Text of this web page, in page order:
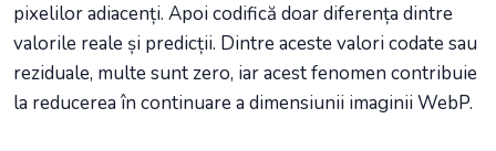
pixelilor adiacenți. Apoi codifică doar diferența dintre
valorile reale și predicții. Dintre aceste valori codate sau
reziduale, multe sunt zero, iar acest fenomen contribuie
la reducerea în continuare a dimensiunii imaginii WebP.